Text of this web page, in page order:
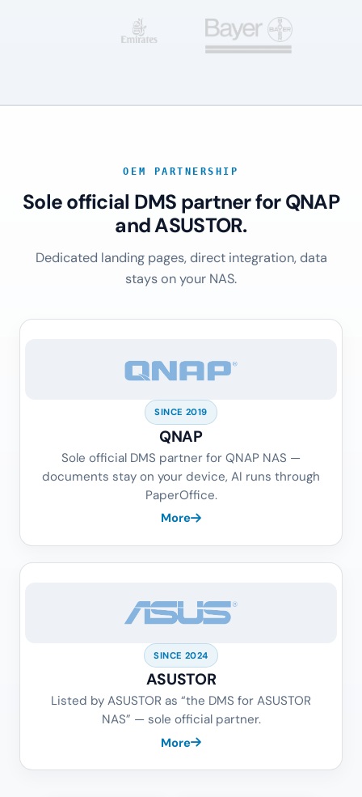
OEM PARTNERSHIP
Sole official DMS partner for QNAP
and ASUSTOR.
Dedicated landing pages, direct integration, data
stays on your NAS.
SINCE 2019
QNAP
Sole official DMS partner for QNAP NAS —
documents stay on your device, AI runs through
PaperOffice.
More
SINCE 2024
ASUSTOR
Listed by ASUSTOR as “the DMS for ASUSTOR
NAS” — sole official partner.
More